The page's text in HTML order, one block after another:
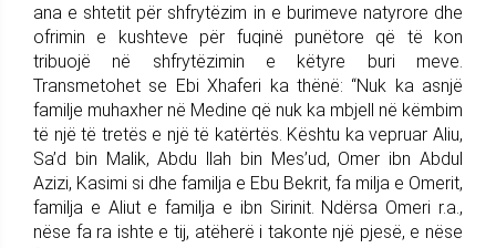
ana e shtetit për shfrytëzim in e burimeve natyrore dhe
ofrimin e kushteve për fuqinë punëtore që të kon
tribuojë në shfrytëzimin e këtyre buri meve.
Transmetohet se Ebi Xhaferi ka thënë: “Nuk ka asnjë
familje muhaxher në Medine që nuk ka mbjell në këmbim
të një të tretës e një të katërtës. Kështu ka vepruar Aliu,
Sa’d bin Malik, Abdu llah bin Mes’ud, Omer ibn Abdul
Azizi, Kasimi si dhe familja e Ebu Bekrit, fa milja e Omerit,
familja e Aliut e familja e ibn Sirinit. Ndërsa Omeri r.a.,
nëse fa ra ishte e tij, atëherë i takonte një pjesë, e nëse